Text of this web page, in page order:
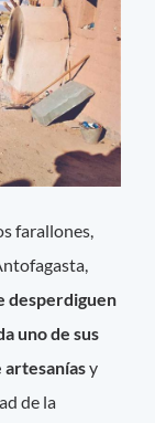
farallones,
desperdiguen
uno de sus
artesaníasy
de la